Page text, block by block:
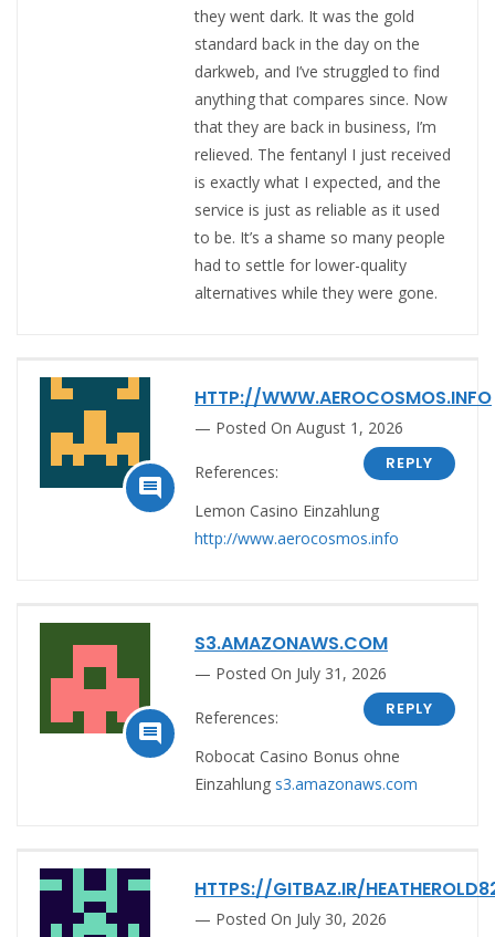
they went dark. It was the gold
standard back in the day on the
darkweb, and I’ve struggled to find
anything that compares since. Now
that they are back in business, I’m
relieved. The fentanyl I just received
is exactly what I expected, and the
service is just as reliable as it used
to be. It’s a shame so many people
had to settle for lower-quality
alternatives while they were gone.

HTTP://WWW.AEROCOSMOS.INFO
Posted On August 1, 2026
REPLY
References:
Lemon Casino Einzahlung
http://www.aerocosmos.info

S3.AMAZONAWS.COM
Posted On July 31, 2026
REPLY
References:
Robocat Casino Bonus ohne
Einzahlung s3.amazonaws.com
HTTPS://GITBAZ.IR/
Posted On July 30, 2026